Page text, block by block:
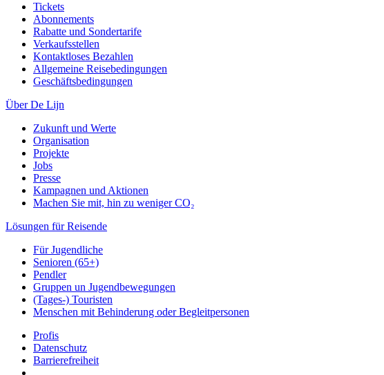
Tickets
Abonnements
Rabatte und Sondertarife
Verkaufsstellen
Kontaktloses Bezahlen
Allgemeine Reisebedingungen
Geschäftsbedingungen
Über De Lijn
Zukunft und Werte
Organisation
Projekte
Jobs
Presse
Kampagnen und Aktionen
Machen Sie mit, hin zu weniger CO₂
Lösungen für Reisende
Für Jugendliche
Senioren (65+)
Pendler
Gruppen un Jugendbewegungen
(Tages-) Touristen
Menschen mit Behinderung oder Begleitpersonen
Profis
Datenschutz
Barrierefreiheit